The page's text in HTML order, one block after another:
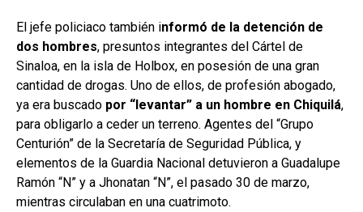
El jefe policiaco también informó de la detención de
dos hombres, presuntos integrantes del Cártel de
Sinaloa, en la isla de Holbox, en posesión de una gran
cantidad de drogas. Uno de ellos, de profesión abogado,
ya era buscado por “levantar” a un hombre en Chiquilá,
para obligarlo a ceder un terreno. Agentes del “Grupo
Centurión” de la Secretaría de Seguridad Pública, y
elementos de la Guardia Nacional detuvieron a Guadalupe
Ramón “N” y a Jhonatan “N”, el pasado 30 de marzo,
mientras circulaban en una cuatrimoto.